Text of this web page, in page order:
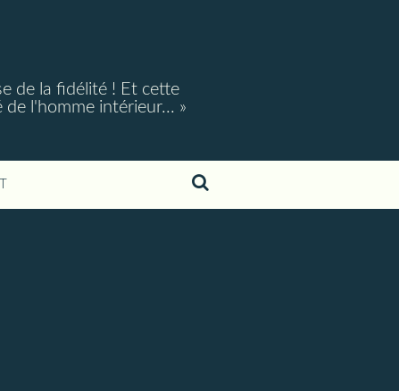
de la fidélité ! Et cette
l'homme intérieur... »